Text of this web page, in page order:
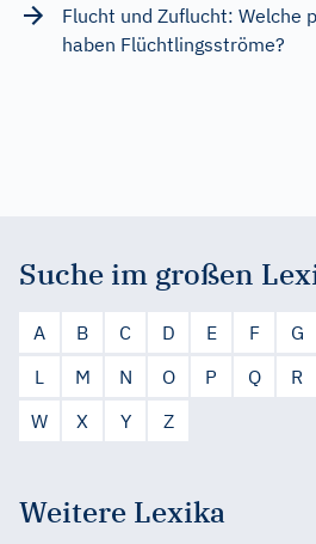
Flucht und Zuflucht: Welche
haben Flüchtlingsströme?
Suche im großen
A B C D E F G
L
M N O P Q R
W
X Y Z
Weitere Lexika